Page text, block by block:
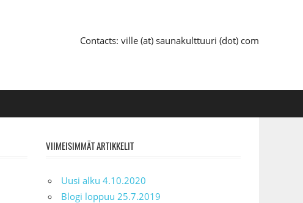
Contacts: ville (at) saunakulttuuri (dot) com
VIIMEISIMMÄT ARTIKKELIT
Uusi alku 4.10.2020
Blogi loppuu 25.7.2019